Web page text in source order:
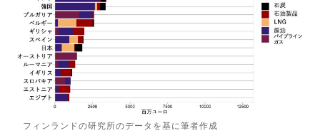
フィンランドの研究所のデータを基に筆者作成